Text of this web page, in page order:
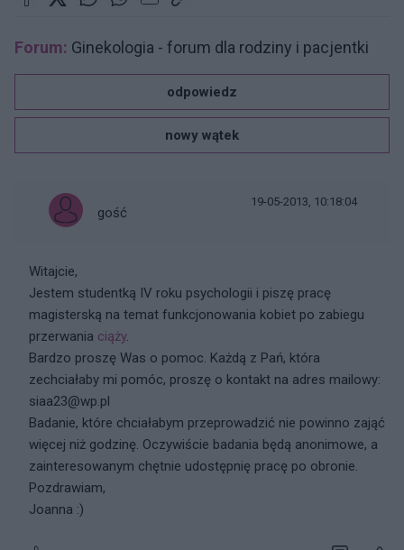
Forum: Ginekologia - forum dla rodziny i pacjentki
odpowiedz
nowy wątek
gość
19-05-2013, 10:18:04
Witajcie,
Jestem studentką IV roku psychologii i piszę pracę
magisterską na temat funkcjonowania kobiet po zabiegu
przerwania ciąży.
Bardzo proszę Was o pomoc. Każdą z Pań, która
zechciałaby mi pomóc, proszę o kontakt na adres mailowy:
siaa23@wp.pl
Badanie, które chciałabym przeprowadzić nie powinno zająć
więcej niż godzinę. Oczywiście badania będą anonimowe, a
zainteresowanym chętnie udostępnię pracę po obronie.
Pozdrawiam,
Joanna :)